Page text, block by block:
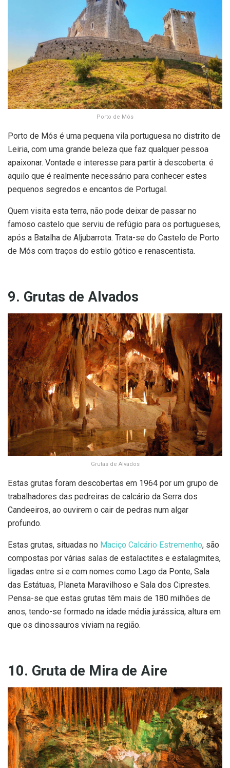
Porto de Mós
Porto de Mós é uma pequena vila portuguesa no distrito de
Leiria, com uma grande beleza que faz qualquer pessoa
apaixonar. Vontade e interesse para partir à descoberta: é
aquilo que é realmente necessário para conhecer estes
pequenos segredos e encantos de Portugal.
Quem visita esta terra, não pode deixar de passar no
famoso castelo que serviu de refúgio para os portugueses,
após a Batalha de Aljubarrota. Trata-se do Castelo de Porto
de Mós com traços do estilo gótico e renascentista.
9. Grutas de Alvados
Grutas de Alvados
Estas grutas foram descobertas em 1964 por um grupo de
trabalhadores das pedreiras de calcário da Serra dos
Candeeiros, ao ouvirem o cair de pedras num algar
profundo.
Estas grutas, situadas no Maciço Calcário Estremenho, são
compostas por várias salas de estalactites e estalagmites,
ligadas entre si e com nomes como Lago da Ponte, Sala
das Estátuas, Planeta Maravilhoso e Sala dos Ciprestes.
Pensa-se que estas grutas têm mais de 180 milhões de
anos, tendo-se formado na idade média jurássica, altura em
que os dinossauros viviam na região.
10. Gruta de Mira de Aire